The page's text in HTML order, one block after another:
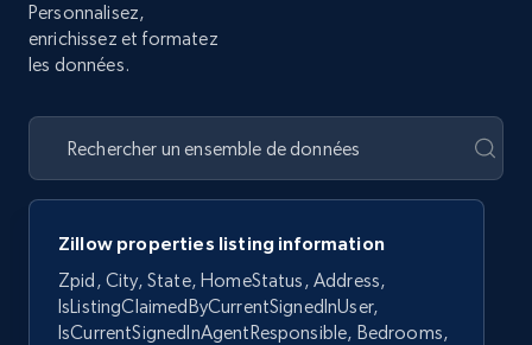
Personnalisez,
enrichissez et formatez
les données.
Zillow properties listing information
Zpid, City, State, HomeStatus, Address,
IsListingClaimedByCurrentSignedInUser,
IsCurrentSignedInAgentResponsible, Bedrooms,